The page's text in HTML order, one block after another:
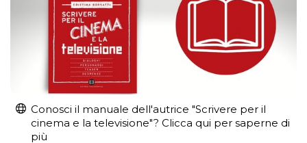
Conosci il manuale dell'autrice "Scrivere per il
cinema e la televisione"? Clicca qui per saperne di
più